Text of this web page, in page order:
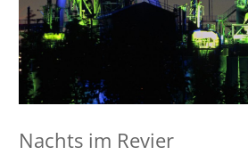
Nachts im Revier